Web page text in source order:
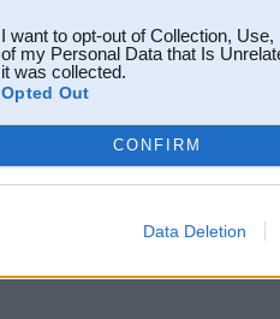
I want to opt-out of Collection,
of my Personal Data that Is
it was collected.
Opted Out
CONFIRM
Data Deletion